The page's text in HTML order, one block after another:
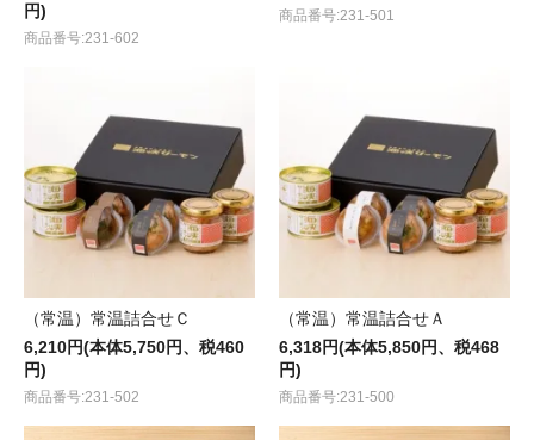
円)
商品番号:231-602
商品番号:231-501
（常温）常温詰合せＣ
6,210円(本体5,750円、税460
円)
商品番号:231-502
（常温）常温詰合せＡ
6,318円(本体5,850円、税468
円)
商品番号:231-500